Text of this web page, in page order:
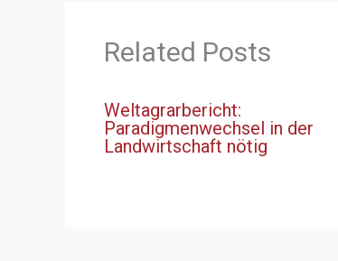
Related Posts
Weltagrarbericht:
Paradigmenwechsel in der
Landwirtschaft nötig